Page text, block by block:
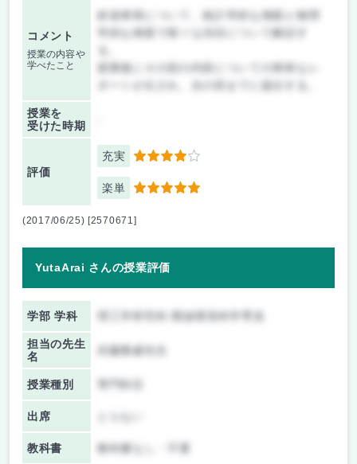
コメント
授業の内容や
学べたこと
鉄道車両について、統計学的な側面と物理
学的な側面で様々な項目について解説す
授業後にその回の内容についての簡単なレ
授業を
受けた時期
評価
充実 4
楽単 5
(2017/06/25) [2570671]
YutaArai さんの授業評価
学部 学科 理工学研究科 開放環境科学専攻
担当の先生
名
武藤雅威先生
授業種別
出席
教科書 教科書なし・不要